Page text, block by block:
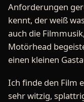
Anforderungen
kennt, der weiß
auch die
Motörhead
einen kleinen
Ich finde den Film
sehr witzig,